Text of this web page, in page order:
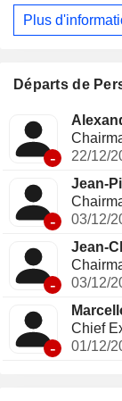
Lannelongue,
Santé,
Plus
Départs de
-
22/12/
-
Jean-
03/12/
-
Jean-
03/12/
-
Chief
01/12/